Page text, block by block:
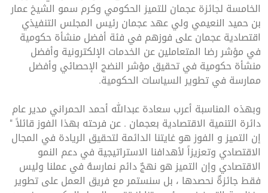
الخامسة لجائزة عجمان للتميز الحكومي وكرم سمو الشيخ عمار
بن حميد النعيمي ولي عهد عجمان رئيس المجلس التنفيذي
اقتصادية عجمان على فوزهم في فئة أفضل منشأة حكومية
في مؤشر رضا المتعاملين عن الخدمات الإلكترونية وأفضل
منشأة حكومية في تحقيق مؤشر النضج الإحصائي وأفضل
ممارسة في تطوير السياسات الحكومية.
وبهذه المناسبة أعرب سعادة عبدالله أحمد الحمراني مدير عام
دائرة التنمية الاقتصادية بعجمان . عن فرحته بهذا الفوز قائلاً "
إن التميز و الفوز هو غايتنا الدائمة لتحقيق الريادة في المجال
الاقتصادي وتعزيزاً لأهدافنا الاستراتيجية في دعم النمو
الاقتصادي وإن التميز هو نهجٌ دائم نمارسهُ في عملنا وليس
فقط جائزةٌ نحصدها ، بل سنستمر مع فريق العمل على تطوير